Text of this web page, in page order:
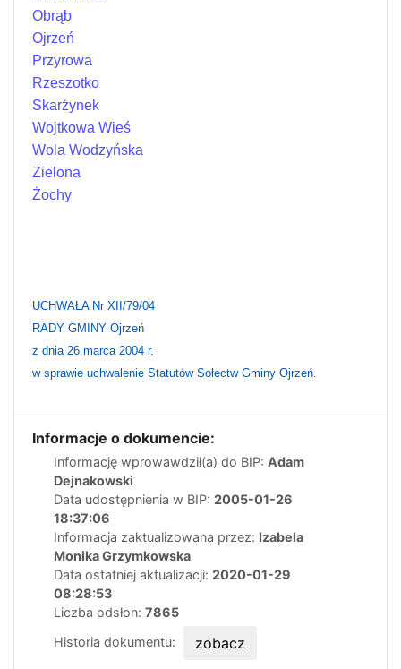
Obrąb
Ojrzeń
Przyrowa
Rzeszotko
Skarżynek
Wojtkowa Wieś
Wola Wodzyńska
Zielona
Żochy
UCHWAŁA Nr XII/79/04
RADY GMINY Ojrzeń
z dnia 26 marca 2004 r.
w sprawie uchwalenie Statutów Sołectw Gminy Ojrzeń.
Informacje o dokumencie:
Informację wprowawdził(a) do BIP: Adam
Dejnakowski
Data udostępnienia w BIP: 2005-01-26
18:37:06
Informacja zaktualizowana przez: Izabela
Monika Grzymkowska
Data ostatniej aktualizacji: 2020-01-29
08:28:53
Liczba odsłon: 7865
Historia dokumentu:
zobacz